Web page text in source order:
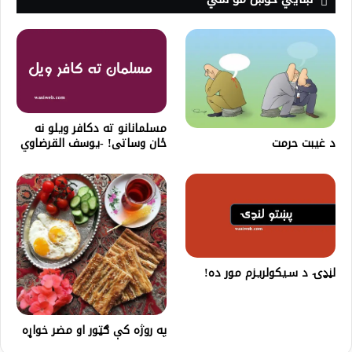
د غيبت حرمت
مسلمانانو ته دکافر ویلو نه
ځان وساتی! -یوسف القرضاوي
لڼډۍ د سـیکولریـزم مور ده!
په روژه کې ګټور او مضر خواړه